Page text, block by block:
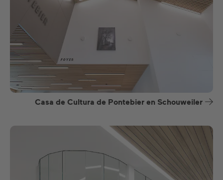
Casa de Cultura de Pontebier en Schouweiler